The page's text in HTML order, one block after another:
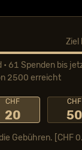
Ziel
• 61 Spenden bis
2500 erreicht
CHF
20
CHF
50
Gebühren. [CHF